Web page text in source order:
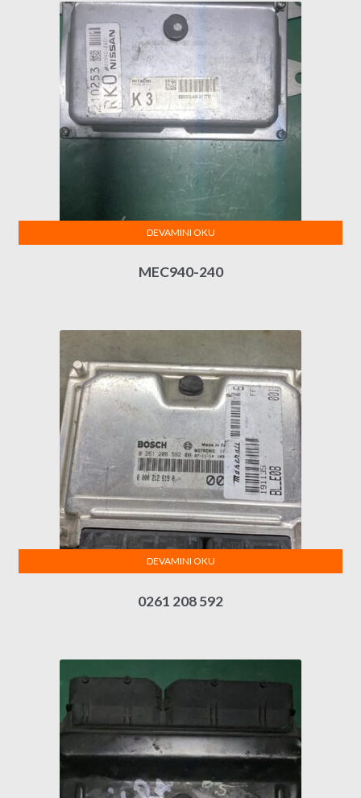
MEC940-240
DEVAMINI OKU
0261 208 592
DEVAMINI OKU